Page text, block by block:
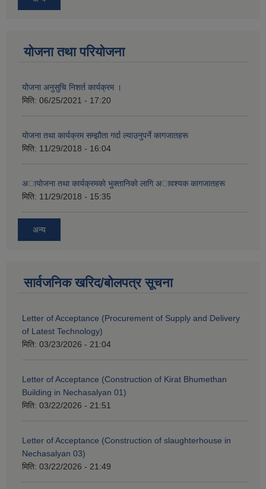
योजना तथा परियोजना
योेजना अनुसुचि निशर्त कार्यक्रम ।
मिति: 06/25/2021 - 17:20
याेजना तथा कार्यक्रम सम्झाैता गर्दा ल्याउनुपर्ने कागजातहरू
मिति: 11/29/2018 - 16:04
अायाेजना तथा कार्यक्रमकाे भुक्तानिकाे लागि अावश्यक कागजातहरू
मिति: 11/29/2018 - 15:35
अन्य
सार्वजनिक खरिद/बोलपत्र सूचना
Letter of Acceptance (Procurement of Supply and Delivery
of Latest Technology)
मिति: 03/23/2026 - 21:04
Letter of Acceptance (Construction of Kirat Bhumethan
Building in Nechasalyan 01)
मिति: 03/22/2026 - 21:51
Letter of Acceptance (Construction of slaughterhouse in
Nechasalyan 03)
मिति: 03/22/2026 - 21:49